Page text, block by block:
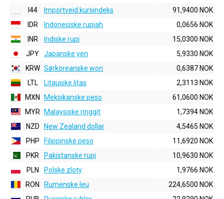
I44
Importveid kursindeks
91,9400 NOK
IDR
Indonesiske rupiah
0,0656 NOK
INR
Indiske rupi
15,0300 NOK
JPY
Japanske yen
5,9330 NOK
KRW Sørkoreanske won
0,6387 NOK
LTL
Litauiske litas
2,3113 NOK
MXN
Meksikanske peso
61,0600 NOK
MYR
Malaysiske ringgit
1,7394 NOK
NZD
New Zealand dollar
4,5465 NOK
PHP
Filippinske peso
11,6920 NOK
PKR
Pakistanske rupi
10,9630 NOK
PLN
Polske zloty
1,9766 NOK
RON
Rumenske leu
224,6500 NOK